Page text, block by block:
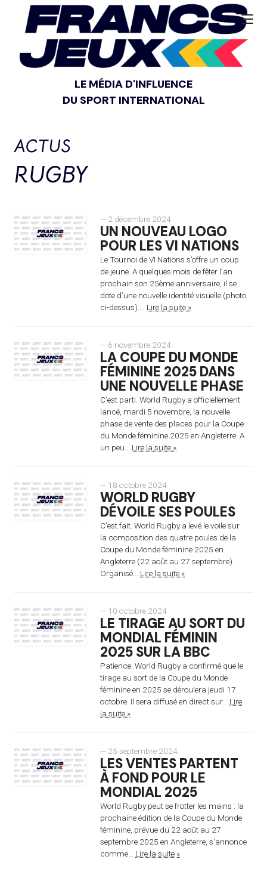
LE MÉDIA D'INFLUENCE
DU SPORT INTERNATIONAL
ACTUS
RUGBY
— 2 décembre 2024
UN NOUVEAU LOGO
POUR LES VI NATIONS
Le Tournoi de VI Nations s’offre un coup
de jeune. A quelques mois de fêter l’an
prochain son 25ème anniversaire, il se
dote d’une nouvelle identité visuelle (photo
ci-dessus).... Lire la suite »
— 6 novembre 2024
LA COUPE DU MONDE
FÉMININE 2025 DANS
UNE NOUVELLE PHASE
C’est parti. World Rugby a officiellement
lancé, mardi 5 novembre, la nouvelle
phase de vente des places pour la Coupe
du Monde féminine 2025 en Angleterre. A
un peu... Lire la suite »
— 18 octobre 2024
WORLD RUGBY
DÉVOILE SES POULES
C’est fait. World Rugby a levé le voile sur
la composition des quatre poules de la
Coupe du Monde féminine 2025 en
Angleterre (22 août au 27 septembre).
Organisé... Lire la suite »
— 10 octobre 2024
LE TIRAGE AU SORT DU
MONDIAL FÉMININ
2025 SUR LA BBC
Patience. World Rugby a confirmé que le
tirage au sort de la Coupe du Monde
féminine en 2025 se déroulera jeudi 17
octobre. Il sera diffusé en direct sur... Lire
la suite »
— 25 septembre 2024
LES VENTES PARTENT
À FOND POUR LE
MONDIAL 2025
World Rugby peut se frotter les mains : la
prochaine édition de la Coupe du Monde
féminine, prévue du 22 août au 27
septembre 2025 en Angleterre, s’annonce
comme... Lire la suite »